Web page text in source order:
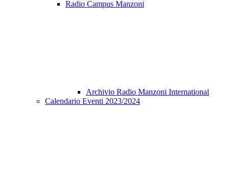
Radio Campus Manzoni
Archivio Radio Manzoni International
Calendario Eventi 2023/2024